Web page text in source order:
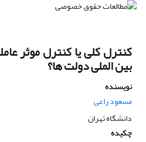
کنترل کلی یا کنترل موثر
بین الملی دولت ها؟
نویسنده
مسعود راعی
دانشگاه تهران
چکیده